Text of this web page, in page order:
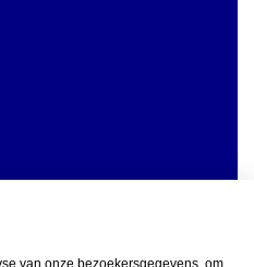
van onze bezoekersgegevens, om